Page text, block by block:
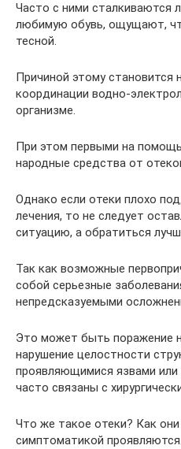
Часто с ними сталкиваются
любимую обувь, ощущают,
тесной.
Причиной этому становится
координации водно-
организме.
При этом первыми на
народные средства от
Однако если отеки плохо
лечения, то не следует
ситуацию, а обратиться
Так как возможные
собой серьезные
непредсказуемыми
Это может быть поражение
нарушение целостности
проявляющимися язвами или
часто связаны с
Что же такое отеки? Как
симптоматикой